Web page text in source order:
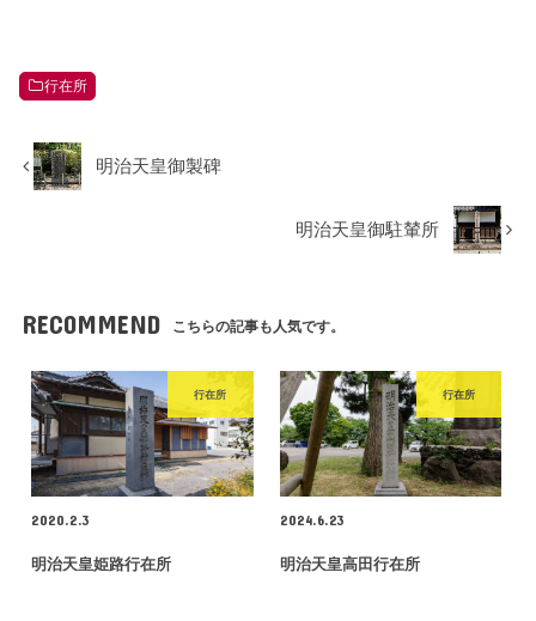
行在所
明治天皇御製碑
明治天皇御駐輦所
RECOMMEND こちらの記事も人気です。
行在所
2020.2.3
明治天皇姫路行在所
行在所
2024.6.23
明治天皇高田行在所